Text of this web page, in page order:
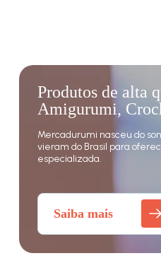
Produtos de alta
Amigurumi,
Mercadurumi nasceu do
vieram do Brasil para
especializada.
Saiba mais